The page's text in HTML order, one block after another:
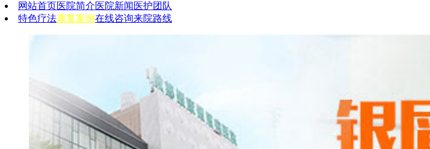
网站首页医院简介医院新闻 医护团队
特色疗法康复案例在线咨询来院路线